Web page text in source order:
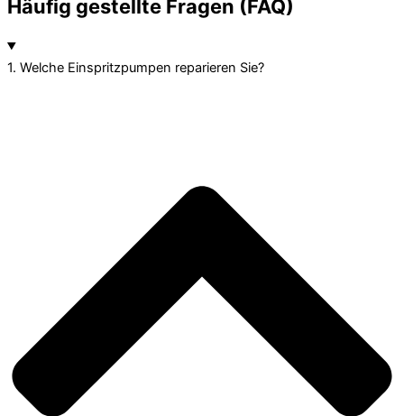
Häufig gestellte Fragen (FAQ)
1. Welche Einspritzpumpen reparieren Sie?